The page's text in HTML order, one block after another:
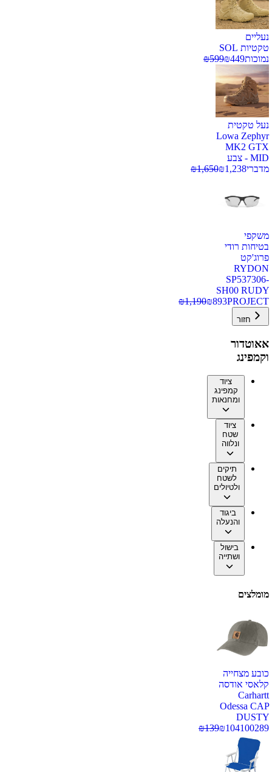
נעליים
טקטיות SOL
נמוכות
₪449
₪599
נעל טקטית
Lowa Zephyr
MK2 GTX
MID - צבע
מדברי
₪1,238
₪1,650
משקפי
בטיחות רודי
פרוג'קט
RYDON
SP537306-
SH00 RUDY
PROJECT
₪893
₪1,190
חזור
אאוטדור
וקמפינג
ציוד
קמפינג
ומחנאות
ציוד
שטח
ונלווה
תיקים
לשטח
ולטיולים
ביגוד
והנעלה
בישול
ושתייה
מומלצים
כובע מצחייה
קלאסי אודסה
Carhartt
Odessa CAP
DUSTY
100289
₪104
₪139